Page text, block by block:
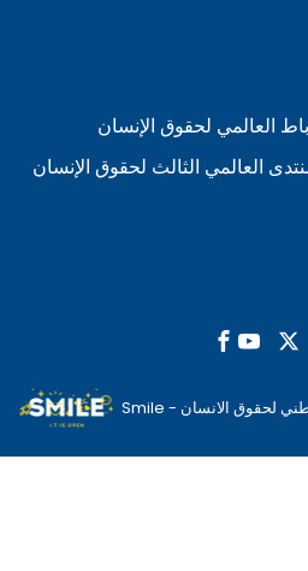
العالمي لحقوق الإنسان
العالمي الثالث لحقوق الإنسان